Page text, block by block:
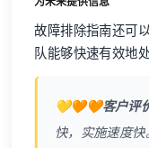
故障排除指南还可
队能够快速有效地
💛🧡🧡客户评
快，实施速度